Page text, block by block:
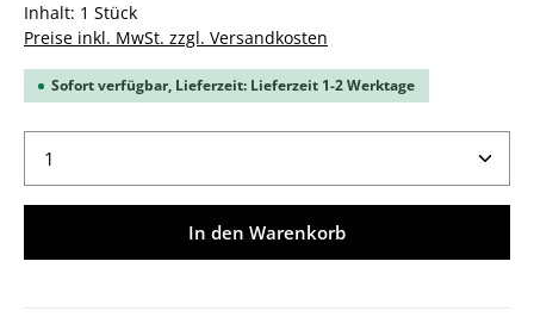
Inhalt: 1 Stück
Preise inkl. MwSt. zzgl. Versandkosten
Sofort verfügbar, Lieferzeit: Lieferzeit 1-2 Werktage
Produkt Anzahl: Gib den gewünschten Wert ein
In den Warenkorb